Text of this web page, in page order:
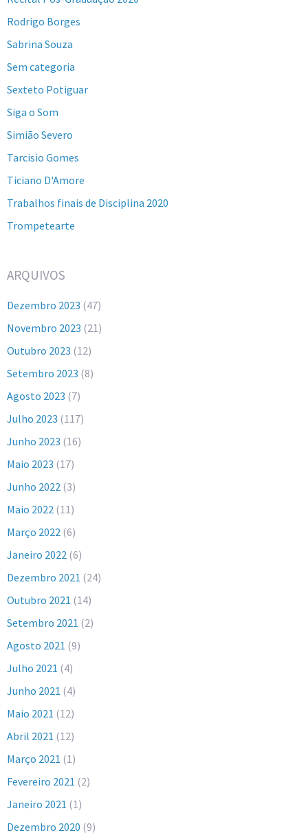
Rodrigo Borges
Sabrina Souza
Sem categoria
Sexteto Potiguar
Siga o Som
Simião Severo
Tarcisio Gomes
Ticiano D'Amore
Trabalhos finais de Disciplina 2020
Trompetearte
ARQUIVOS
Dezembro 2023 (47)
Novembro 2023 (21)
Outubro 2023 (12)
Setembro 2023 (8)
Agosto 2023 (7)
Julho 2023 (117)
Junho 2023 (16)
Maio 2023 (17)
Junho 2022 (3)
Maio 2022 (11)
Março 2022 (6)
Janeiro 2022 (6)
Dezembro 2021 (24)
Outubro 2021 (14)
Setembro 2021 (2)
Agosto 2021 (9)
Julho 2021 (4)
Junho 2021 (4)
Maio 2021 (12)
Abril 2021 (12)
Março 2021 (1)
Fevereiro 2021 (2)
Janeiro 2021 (1)
Dezembro 2020 (9)